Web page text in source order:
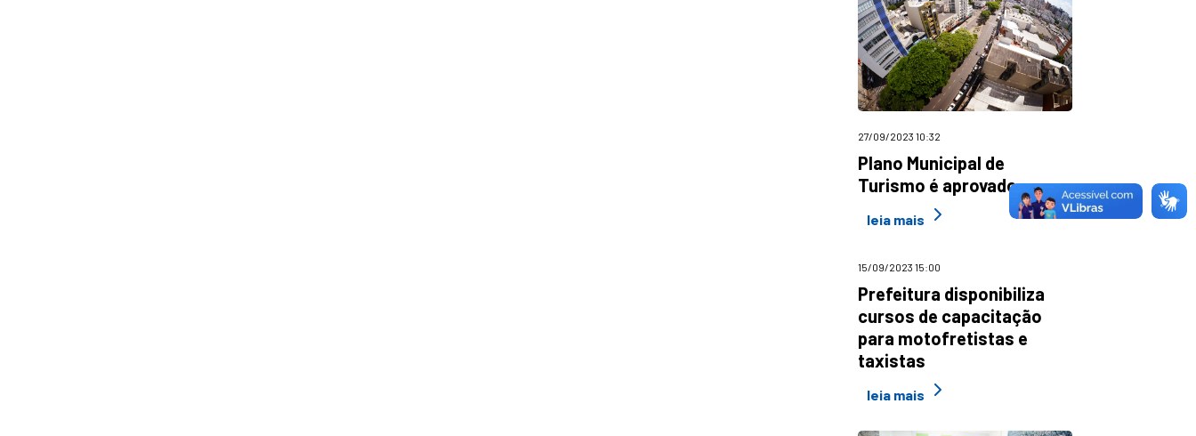
27/09/2023 10:32
Plano Municipal de
Turismo é aprovado
leia mais
15/09/2023 15:00
Prefeitura disponibiliza
cursos de capacitação
para motofretistas e
taxistas
leia mais